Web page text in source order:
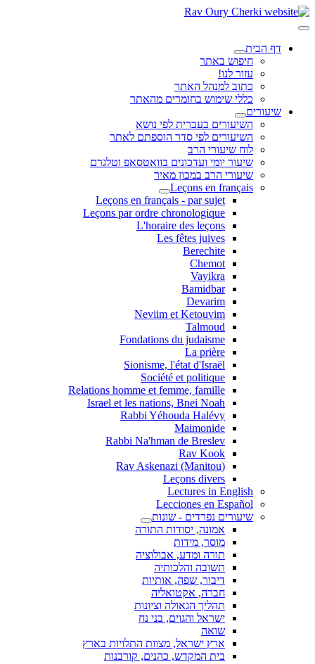
דף הבית
חיפוש באתר
עזור לנו!
כתוב למנהל האתר
כללי שימוש בחומרים מהאתר
שיעורים
השיעורים בעברית לפי נושא
השיעורים לפי סדר הוספתם לאתר
לוח שיעורי הרב
שיעור יומי ועדכונים בוואטסאפ וטלגרם
שיעורי הרב במכון מאיר
Leçons en français
Leçons en français - par sujet
Leçons par ordre chronologique
L'horaire des leçons
Les fêtes juives
Berechite
Chemot
Vayikra
Bamidbar
Devarim
Neviim et Ketouvim
Talmoud
Fondations du judaisme
La prière
Sionisme, l'état d'Israël
Société et politique
Relations homme et femme, famille
Israel et les nations, Bnei Noah
Rabbi Yéhouda Halévy
Maimonide
Rabbi Na'hman de Breslev
Rav Kook
(Rav Askenazi (Manitou
Leçons divers
Lectures in English
Lecciones en Español
שיעורים נפרדים - שונות
אמונה, יסודות התורה
מוסר, מידות
תורה ומדע, אבולוציה
תשובה והלכותיה
דיבור, שפה, אותיות
חברה, אקטואליה
תהליך הגאולה וציונות
ישראל והגוים, בני נח
שואה
ארץ ישראל, מצוות התלויות בארץ
בית המקדש, כהנים, קורבנות